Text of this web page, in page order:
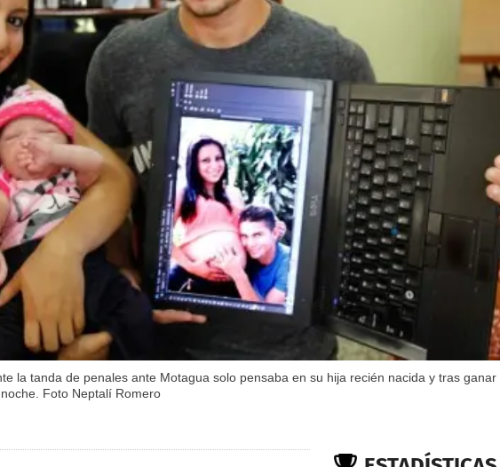
la tanda de penales ante Motagua solo pensaba en su hija recién nacida y tras ganar
Foto Neptalí Romero